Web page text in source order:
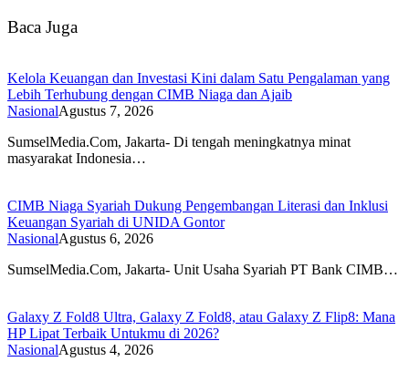
Baca Juga
Kelola Keuangan dan Investasi Kini dalam Satu Pengalaman yang
Lebih Terhubung dengan CIMB Niaga dan Ajaib
NasionalAgustus 7, 2026
SumselMedia.Com, Jakarta- Di tengah meningkatnya minat
masyarakat Indonesia…
CIMB Niaga Syariah Dukung Pengembangan Literasi dan Inklusi
Keuangan Syariah di UNIDA Gontor
NasionalAgustus 6, 2026
SumselMedia.Com, Jakarta- Unit Usaha Syariah PT Bank CIMB…
Galaxy Z Fold8 Ultra, Galaxy Z Fold8, atau Galaxy Z Flip8: Mana
HP Lipat Terbaik Untukmu di 2026?
NasionalAgustus 4, 2026